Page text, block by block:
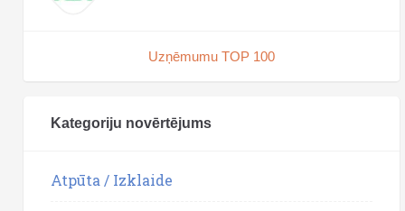
Uzņēmumu TOP 100
Kategoriju novērtējums
Atpūta / Izklaide